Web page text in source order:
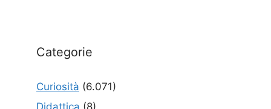
Categorie
Curiosità (6.071)
Didattica (8)